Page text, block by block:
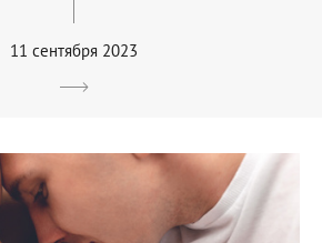
11 сентября 2023